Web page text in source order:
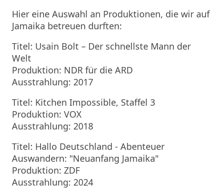
Hier eine Auswahl an Produktionen, die wir auf
Jamaika betreuen durften:
Titel: Usain Bolt – Der schnellste Mann der
Welt
Produktion: NDR für die ARD
Ausstrahlung: 2017
Titel: Kitchen Impossible, Staffel 3
Produktion: VOX
Ausstrahlung: 2018
Titel: Hallo Deutschland - Abenteuer
Auswandern: "Neuanfang Jamaika"
Produktion: ZDF
Ausstrahlung: 2024